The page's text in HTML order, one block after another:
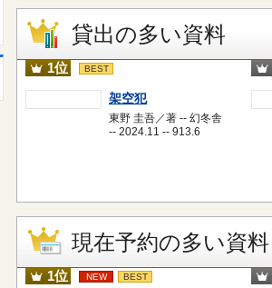
貸出の多い資料
1位 BEST
架空犯
東野 圭吾／著 -- 幻冬舎
-- 2024.11 -- 913.6
現在予約の多い資料
1位 NEW BEST